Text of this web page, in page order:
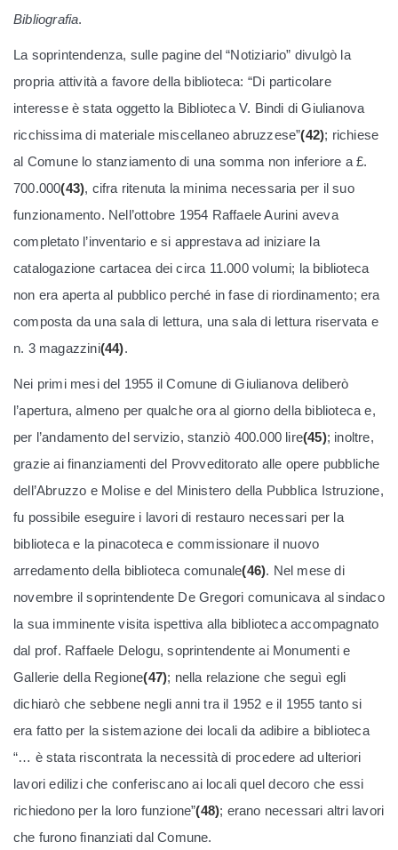
Bibliografia.
La soprintendenza, sulle pagine del “Notiziario” divulgò la
propria attività a favore della biblioteca: “Di particolare
interesse è stata oggetto la Biblioteca V. Bindi di Giulianova
ricchissima di materiale miscellaneo abruzzese”(42); richiese
al Comune lo stanziamento di una somma non inferiore a £.
700.000(43), cifra ritenuta la minima necessaria per il suo
funzionamento. Nell’ottobre 1954 Raffaele Aurini aveva
completato l’inventario e si apprestava ad iniziare la
catalogazione cartacea dei circa 11.000 volumi; la biblioteca
non era aperta al pubblico perché in fase di riordinamento; era
composta da una sala di lettura, una sala di lettura riservata e
n. 3 magazzini(44).
Nei primi mesi del 1955 il Comune di Giulianova deliberò
l’apertura, almeno per qualche ora al giorno della biblioteca e,
per l’andamento del servizio, stanziò 400.000 lire(45); inoltre,
grazie ai finanziamenti del Provveditorato alle opere pubbliche
dell’Abruzzo e Molise e del Ministero della Pubblica Istruzione,
fu possibile eseguire i lavori di restauro necessari per la
biblioteca e la pinacoteca e commissionare il nuovo
arredamento della biblioteca comunale(46). Nel mese di
novembre il soprintendente De Gregori comunicava al sindaco
la sua imminente visita ispettiva alla biblioteca accompagnato
dal prof. Raffaele Delogu, soprintendente ai Monumenti e
Gallerie della Regione(47); nella relazione che seguì egli
dichiarò che sebbene negli anni tra il 1952 e il 1955 tanto si
era fatto per la sistemazione dei locali da adibire a biblioteca
“… è stata riscontrata la necessità di procedere ad ulteriori
lavori edilizi che conferiscano ai locali quel decoro che essi
richiedono per la loro funzione”(48); erano necessari altri lavori
che furono finanziati dal Comune.